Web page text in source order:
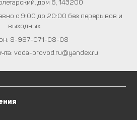
дом 6,143200
с 9:00 до 20:00 без перерывов и
выходных
8-987-071-08-08
voda-provod.ru@yandex.ru